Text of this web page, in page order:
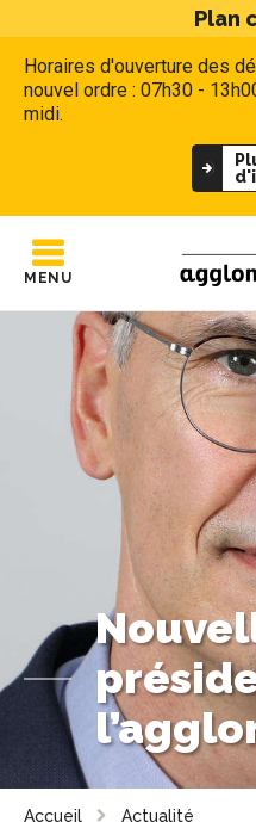
Plan
Horaires d'ouverture des
nouvel ordre : 07h30 -
midi.
MENU
Accueil Actualité